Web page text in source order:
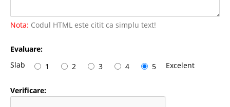
Nota: Codul HTML este citit ca simplu text!
Evaluare:
Slab
1 2 3 4 5 Excelent
Verificare: